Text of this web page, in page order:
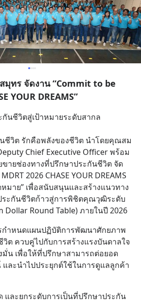
สมุทร จัดงาน “Commit to be
YOUR DREAMS”
นชีวิตสู่เป้าหมายระดับสากล
ชีวิต รักคือพลังของชีวิต นำโดยคุณสม
Chief Executive Officer พร้อม
ายช่องทางที่ปรึกษาประกันชีวิต จัด
2026 CHASE YOUR DREAMS
มาย” เพื่อสนับสนุนและสร้างแนวทาง
ระกันชีวิตก้าวสู่การพิชิตคุณวุฒิระดับ
Dollar Round Table) ภายในปี 2026
กำหนดแผนปฏิบัติการพัฒนาศักยภาพ
ต ควบคู่ไปกับการสร้างแรงบันดาลใจ
น เพื่อให้ที่ปรึกษาสามารถต่อยอด
ละนำไปประยุกต์ใช้ในการดูแลลูกค้า
และยกระดับการเป็นที่ปรึกษาประกัน